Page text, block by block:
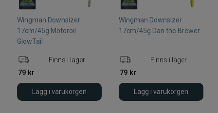
Wingman Downsizer
17cm/45g Motoroil
GlowTail
Finns i lager
79 kr
Lägg i varukorgen
Wingman Downsizer
17cm/45g Dan the Brewer
Finns i lager
79 kr
Lägg i varukorgen